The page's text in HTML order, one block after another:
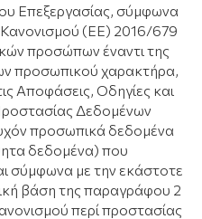
Επεξεργασίας, σύμφωνα
Κανονισμού (ΕΕ) 2016/679
προσώπων έναντι της
προσωπικού χαρακτήρα,
Αποφάσεις, Οδηγίες και
Δεδομένων
προσωπικά δεδομένα
δεδομένα) που
σύμφωνα με την εκάστοτε
βάση της παραγράφου 2
περί προστασίας